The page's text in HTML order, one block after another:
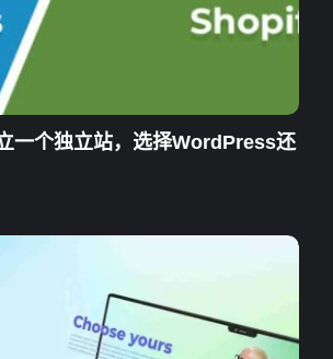
一个独立站，选择WordPress还